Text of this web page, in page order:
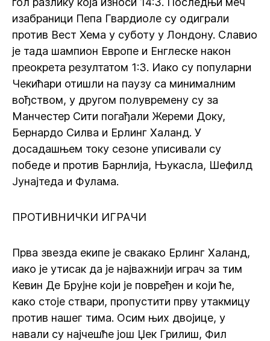
изабраници Пепа Гвардиоле су одиграли
против Вест Хема у суботу у Лондону. Славио
је тада шампион Европе и Енглеске након
преокрета резултатом 1:3. Иако су популарни
Чекићари отишли на паузу са минималним
вођством, у другом полувремену су за
Манчестер Сити погађали Жереми Доку,
Бернардо Силва и Ерлинг Халанд. У
досадашњем току сезоне уписивали су
победе и против Барнлија, Њукасла, Шефилд
Јунајтеда и Фулама.
ПРОТИВНИЧКИ ИГРАЧИ
Прва звезда екипе је свакако Ерлинг Халанд,
иако је утисак да је најважнији играч за тим
Кевин Де Брујне који је повређен и који ће,
како стоје ствари, пропустити прву утакмицу
против нашег тима. Осим њих двојице, у
навали су најчешће још Џек Грилиш, Фил